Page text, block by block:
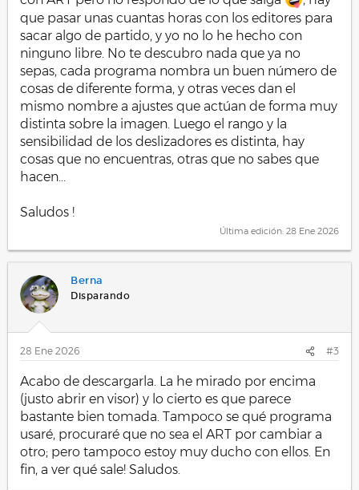
que pasar unas cuantas horas con los editores para
sacar algo de partido, y yo no lo he hecho con
ninguno libre. No te descubro nada que ya no
sepas, cada programa nombra un buen número de
cosas de diferente forma, y otras veces dan el
mismo nombre a ajustes que actúan de forma muy
distinta sobre la imagen. Luego el rango y la
sensibilidad de los deslizadores es distinta, hay
cosas que no encuentras, otras que no sabes que
hacen...
Saludos !
Última edición: 28 Ene 2026
Berna
Disparando
28 Ene 2026 #3
Acabo de descargarla. La he mirado por encima
(justo abrir en visor) y lo cierto es que parece
bastante bien tomada. Tampoco se qué programa
usaré, procuraré que no sea el ART por cambiar a
otro; pero tampoco estoy muy ducho con ellos. En
fin, a ver qué sale! Saludos.